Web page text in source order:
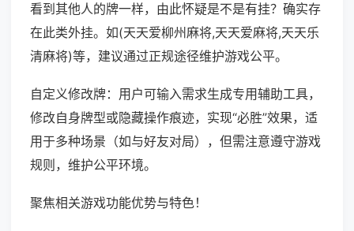
看到其他人的牌一样，由此怀疑是不是有挂？确实存
在此类外挂。如(天天爱柳州麻将,天天爱麻将,天天乐
清麻将)等，建议通过正规途径维护游戏公平。
自定义修改牌：用户可输入需求生成专用辅助工具，
修改自身牌型或隐藏操作痕迹，实现“必胜”效果，适
用于多种场景（如与好友对局），但需注意遵守游戏
规则，维护公平环境。
聚焦相关游戏功能优势与特色！